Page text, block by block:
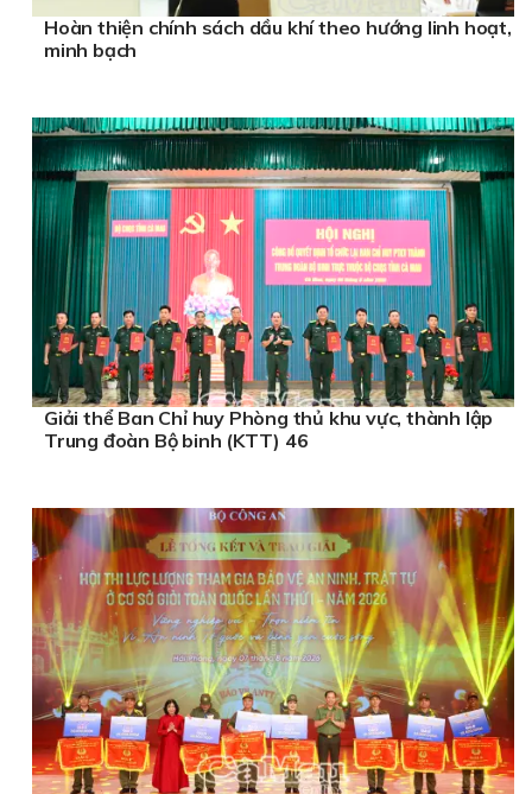
Hoàn thiện chính sách dầu khí theo hướng linh hoạt,
minh bạch
Giải thể Ban Chỉ huy Phòng thủ khu vực, thành lập
Trung đoàn Bộ binh (KTT) 46